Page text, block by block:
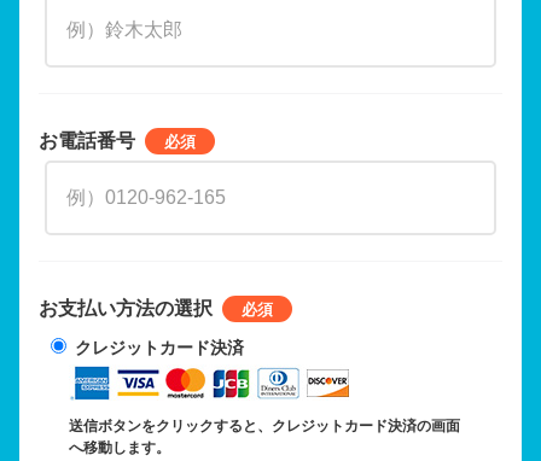
お電話番号
お支払い方法の選択
クレジットカード決済
送信ボタンをクリックすると、クレジットカード決済の画面
へ移動します。